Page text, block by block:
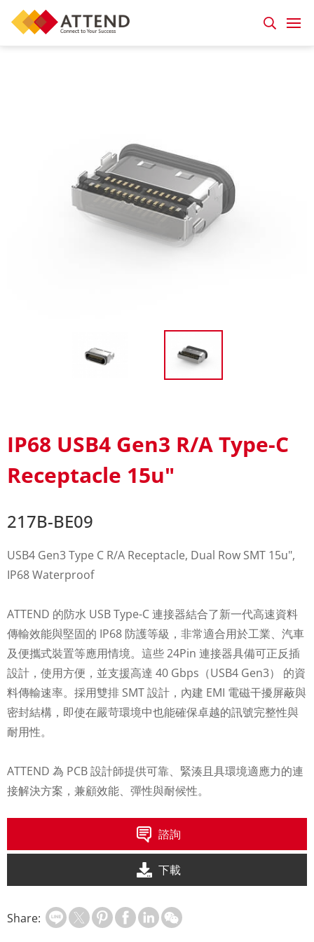
IP68 USB4 Gen3 R/A Type-C
Receptacle 15u"
217B-BE09
USB4 Gen3 Type C R/A Receptacle, Dual Row SMT 15u",
IP68 Waterproof
ATTEND 的防水 USB Type-C 連接器結合了新一代高速資料
傳輸效能與堅固的 IP68 防護等級，非常適合用於工業、汽車
及便攜式裝置等應用情境。這些 24Pin 連接器具備可正反插
設計，使用方便，並支援高達 40 Gbps（USB4 Gen3） 的資
料傳輸速率。採用雙排 SMT 設計，內建 EMI 電磁干擾屏蔽與
密封結構，即使在嚴苛環境中也能確保卓越的訊號完整性與
耐用性。
ATTEND 為 PCB 設計師提供可靠、緊湊且具環境適應力的連
接解決方案，兼顧效能、彈性與耐候性。
諮詢
下載
Share: